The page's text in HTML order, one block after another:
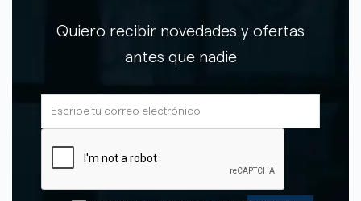
Quiero recibir novedades y ofertas
antes que nadie